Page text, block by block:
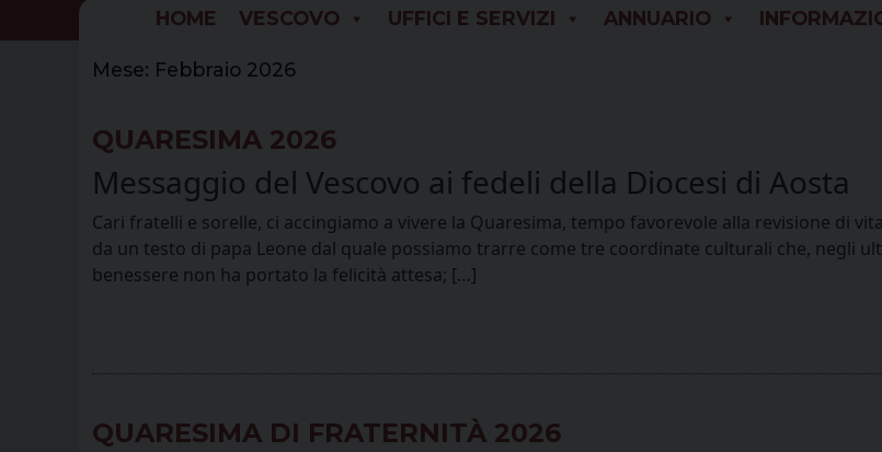
HOME VESCOVO UFFICI E SERVIZI ANNUARIO
Mese: Febbraio 2026
QUARESIMA 2026
Messaggio del Vescovo ai fedeli della Diocesi di Aosta
Cari fratelli e sorelle, ci accingiamo a vivere la Quaresima, tempo favorevole alla revisione di
da un testo di papa Leone dal quale possiamo trarre come tre coordinate culturali che, negli
benessere non ha portato la felicità attesa; […]
QUARESIMA DI FRATERNITÀ 2026